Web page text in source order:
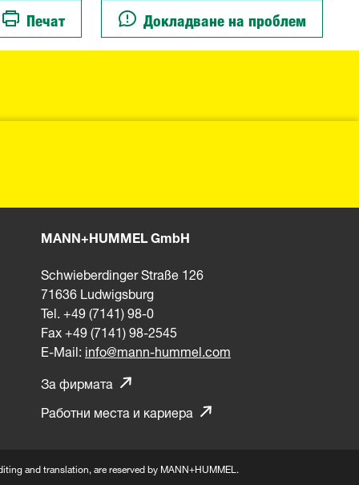
Печат Докладване на проблем
MANN+HUMMEL GmbH
Schwieberdinger Straße 126
71636 Ludwigsburg
Tel. +49 (7141) 98-0
Fax +49 (7141) 98-2545
E-Mail: info@mann-hummel.com
За фирмата
Работни места и кариера
and translation, are reserved by MANN+HUMMEL.